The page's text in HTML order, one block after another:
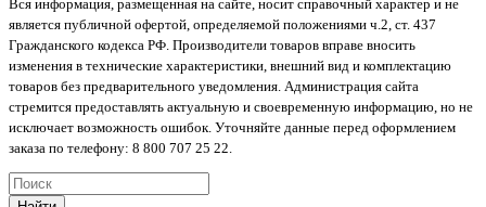
Вся информация, размещенная на сайте, носит справочный характер и не
является публичной офертой, определяемой положениями ч.2, ст. 437
Гражданского кодекса РФ. Производители товаров вправе вносить
изменения в технические характеристики, внешний вид и комплектацию
товаров без предварительного уведомления. Администрация сайта
стремится предоставлять актуальную и своевременную информацию, но не
исключает возможность ошибок. Уточняйте данные перед оформлением
заказа по телефону: 8 800 707 25 22.